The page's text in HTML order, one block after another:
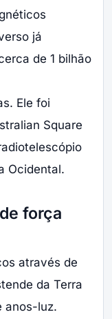
já
de 1 bilhão
Ele foi
Square
Ocidental.
força
através de
da Terra
anos-luz.